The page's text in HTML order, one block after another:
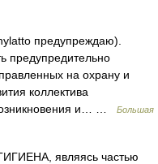
предупреждаю).
предупредительно
на охрану и
коллектива
и… …
Большая
являясь частью